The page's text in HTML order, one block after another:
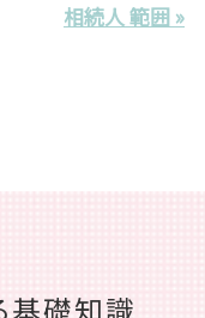
相続人 範囲 »
基礎知識